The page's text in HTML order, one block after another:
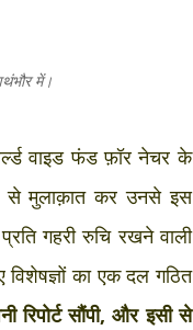
में।
वाइड फंड फ़ॉर नेचर के
से मुलाक़ात कर उनसे इस
गहरी रुचि रखने वाली
का एक दल गठित
सौंपी, और इसी से